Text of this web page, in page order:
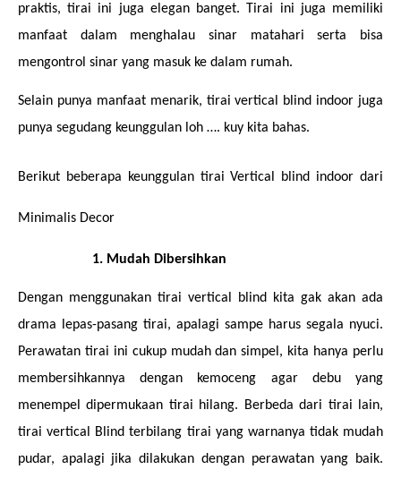
praktis, tirai ini juga elegan banget. Tirai ini juga memiliki
manfaat dalam menghalau sinar matahari serta bisa
mengontrol sinar yang masuk ke dalam rumah.
Selain punya manfaat menarik, tirai vertical blind indoor juga
punya segudang keunggulan loh …. kuy kita bahas.
Berikut beberapa keunggulan tirai Vertical blind indoor dari
Minimalis Decor
Mudah Dibersihkan
Dengan menggunakan tirai vertical blind kita gak akan ada
drama lepas-pasang tirai, apalagi sampe harus segala nyuci.
Perawatan tirai ini cukup mudah dan simpel, kita hanya perlu
membersihkannya dengan kemoceng agar debu yang
menempel dipermukaan tirai hilang. Berbeda dari tirai lain,
tirai vertical Blind terbilang tirai yang warnanya tidak mudah
pudar, apalagi jika dilakukan dengan perawatan yang baik.